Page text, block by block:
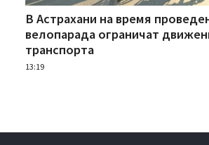
В Астрахани на время
велопарада ограничат
транспорта
13:19